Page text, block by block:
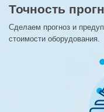
Точность
Сделаем прогноз и
стоимости оборудования.